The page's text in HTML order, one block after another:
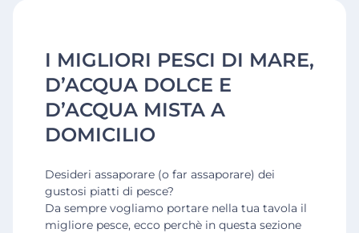
I MIGLIORI PESCI DI MARE,
D’ACQUA DOLCE E
D’ACQUA MISTA A
DOMICILIO
Desideri assaporare (o far assaporare) dei
gustosi piatti di pesce?
Da sempre vogliamo portare nella tua tavola il
migliore pesce, ecco perchè in questa sezione